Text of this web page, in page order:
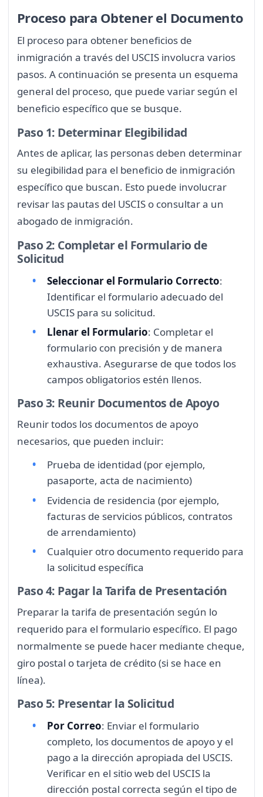
Proceso para Obtener el Documento
El proceso para obtener beneficios de
inmigración a través del USCIS involucra varios
pasos. A continuación se presenta un esquema
general del proceso, que puede variar según el
beneficio específico que se busque.
Paso 1: Determinar Elegibilidad
Antes de aplicar, las personas deben determinar
su elegibilidad para el beneficio de inmigración
específico que buscan. Esto puede involucrar
revisar las pautas del USCIS o consultar a un
abogado de inmigración.
Paso 2: Completar el Formulario de
Solicitud
Seleccionar el Formulario Correcto:
Identificar el formulario adecuado del
USCIS para su solicitud.
Llenar el Formulario: Completar el
formulario con precisión y de manera
exhaustiva. Asegurarse de que todos los
campos obligatorios estén llenos.
Paso 3: Reunir Documentos de Apoyo
Reunir todos los documentos de apoyo
necesarios, que pueden incluir:
Prueba de identidad (por ejemplo,
pasaporte, acta de nacimiento)
Evidencia de residencia (por ejemplo,
facturas de servicios públicos, contratos
de arrendamiento)
Cualquier otro documento requerido para
la solicitud específica
Paso 4: Pagar la Tarifa de Presentación
Preparar la tarifa de presentación según lo
requerido para el formulario específico. El pago
normalmente se puede hacer mediante cheque,
giro postal o tarjeta de crédito (si se hace en
línea).
Paso 5: Presentar la Solicitud
Por Correo: Enviar el formulario
completo, los documentos de apoyo y el
pago a la dirección apropiada del USCIS.
Verificar en el sitio web del USCIS la
dirección postal correcta según el tipo de